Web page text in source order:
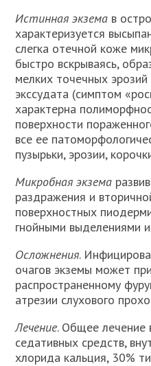
Истинная экзема в
характеризуется
слегка отечной коже
быстро вскрываясь,
мелких точечных
экссудата (симптом
характерна
поверхности
все ее
пузырьки, эрозии,
Микробная экзема
раздражения и
поверхностных
гнойными выделениями
Осложнения.
очагов экземы может
распространенному
атрезии слухового
Лечение. Общее лечение
седативных средств,
хлорида кальция, 30%